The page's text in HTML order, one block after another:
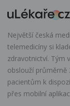
Největší česká
telemedicíny si
zdravotnictví. Tým
obslouží průměrně
pacientům k
přes mobilní